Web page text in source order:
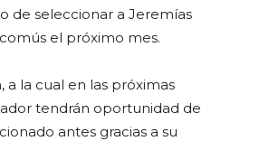
de seleccionar a Jeremías
el próximo mes.
a la cual en las próximas
tendrán oportunidad de
antes gracias a su